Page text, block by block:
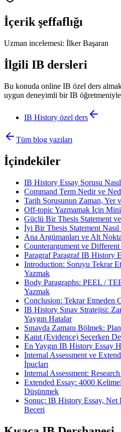
İçerik şeffaflığı
Uzman incelemesi: İlker Başaran
İlgili IB dersleri
Bu konuda online IB özel ders
uygun deneyimli bir IB öğretmeniyle
IB History özel ders
Tüm blog yazıları
İçindekiler
IB History Essay Sorusu
Command Term Nedir ve
Tarih Sorusunun Zaman, Yer
Off‑topic Yazmamak İçin
Güçlü Bir Thesis Statement
İyi Bir Thesis Statement
Ana Argümanları ve Alt
Counterargument ve
Paragraf Paragraf IB History
Introduction: Soruyu Tekrar
Yazmak
Body Paragraphs: PEEL /
Yazmak
Conclusion: Tekrar Etmeden
IB History Sınav Stratejisi:
Yaygın Hatalar
Sınavda Zamanı Bölmek:
Kanıt (Evidence) Seçerken
En Yaygın IB History Essay
Internal Assessment ve
İpuçları
Internal Assessment:
Extended Essay: 4000
Düşünmek
Sonuç: IB History Essay,
Beceri